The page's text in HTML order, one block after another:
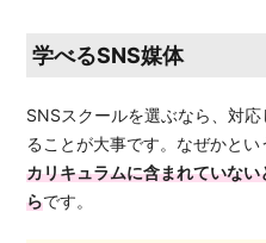
学べるSNS媒体
SNSスクールを選ぶなら、対
ることが大事です。なぜかとい
カリキュラムに含まれていな
らです。